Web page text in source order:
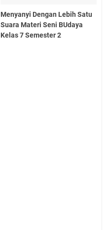
Menyanyi Dengan Lebih Satu
Suara Materi Seni BUdaya
Kelas 7 Semester 2